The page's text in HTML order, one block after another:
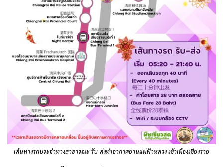
เส้นทางรถประจำทางสาธารณะ รับ-ส่งท่าอากาศยานแม่ฟ้าหลวง เข้าเมืองเชียงราย